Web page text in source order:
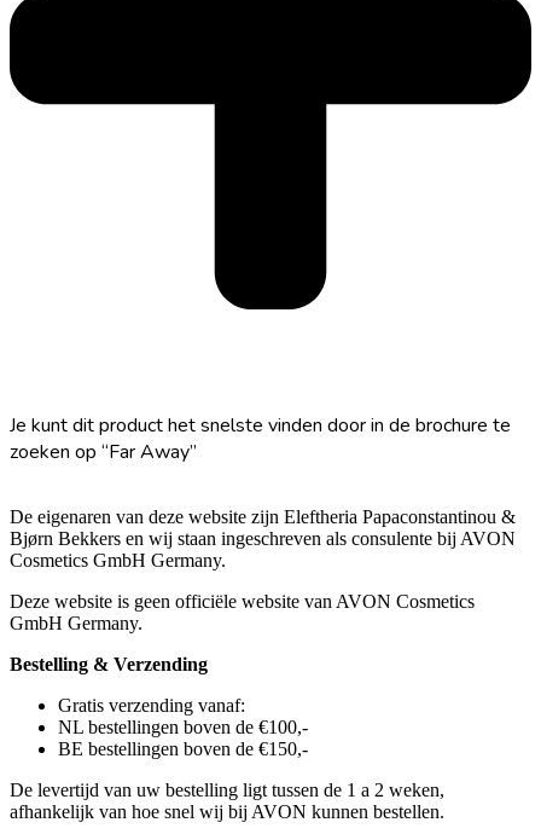
Je kunt dit product het snelste vinden door in de brochure te
zoeken op “Far Away”
De eigenaren van deze website zijn Eleftheria Papaconstantinou &
Bjørn Bekkers en wij staan ingeschreven als consulente bij AVON
Cosmetics GmbH Germany.
Deze website is geen officiële website van AVON Cosmetics
GmbH Germany.
Bestelling & Verzending
Gratis verzending vanaf:
NL bestellingen boven de €100,-
BE bestellingen boven de €150,-
De levertijd van uw bestelling ligt tussen de 1 a 2 weken,
afhankelijk van hoe snel wij bij AVON kunnen bestellen.